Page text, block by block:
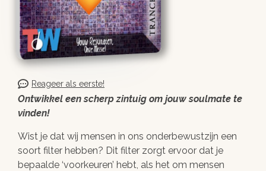
Reageer als eerste!
Ontwikkel een scherp zintuig om jouw soulmate te
vinden!
Wist je dat wij mensen in ons onderbewustzijn een
soort filter hebben? Dit filter zorgt ervoor dat je
bepaalde ‘voorkeuren’ hebt, als het om mensen